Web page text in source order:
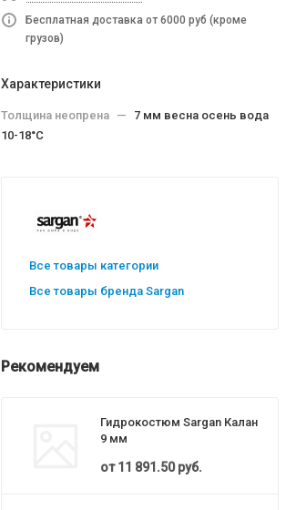
Бесплатная доставка от 6000 руб (кроме
грузов)
Характеристики
Толщина неопрена —
7 мм весна осень вода
10-18°C
Все товары категории
Все товары бренда Sargan
Рекомендуем
Гидрокостюм Sargan Калан
9 мм
от11 891.50 руб.